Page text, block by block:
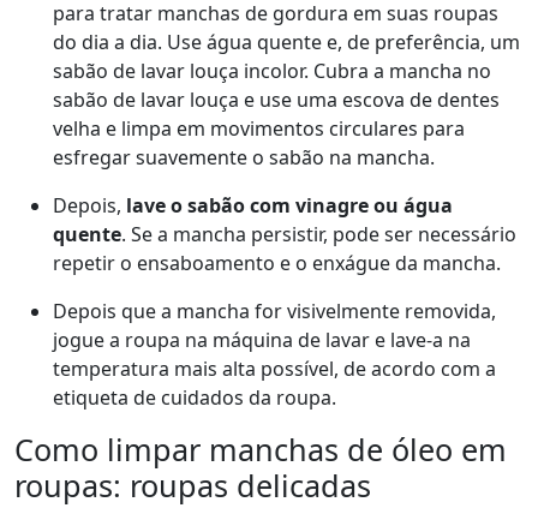
para tratar manchas de gordura em suas roupas
do dia a dia. Use água quente e, de preferência, um
sabão de lavar louça incolor. Cubra a mancha no
sabão de lavar louça e use uma escova de dentes
velha e limpa em movimentos circulares para
esfregar suavemente o sabão na mancha.
Depois, lave o sabão com vinagre ou água
quente. Se a mancha persistir, pode ser necessário
repetir o ensaboamento e o enxágue da mancha.
Depois que a mancha for visivelmente removida,
jogue a roupa na máquina de lavar e lave-a na
temperatura mais alta possível, de acordo com a
etiqueta de cuidados da roupa.
Como limpar manchas de óleo em
roupas: roupas delicadas